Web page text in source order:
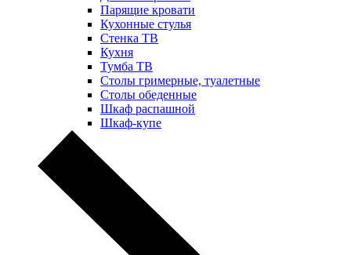
Парящие кровати
Кухонные стулья
Стенка ТВ
Кухня
Тумба ТВ
Столы гримерные, туалетные
Столы обеденные
Шкаф распашной
Шкаф-купе